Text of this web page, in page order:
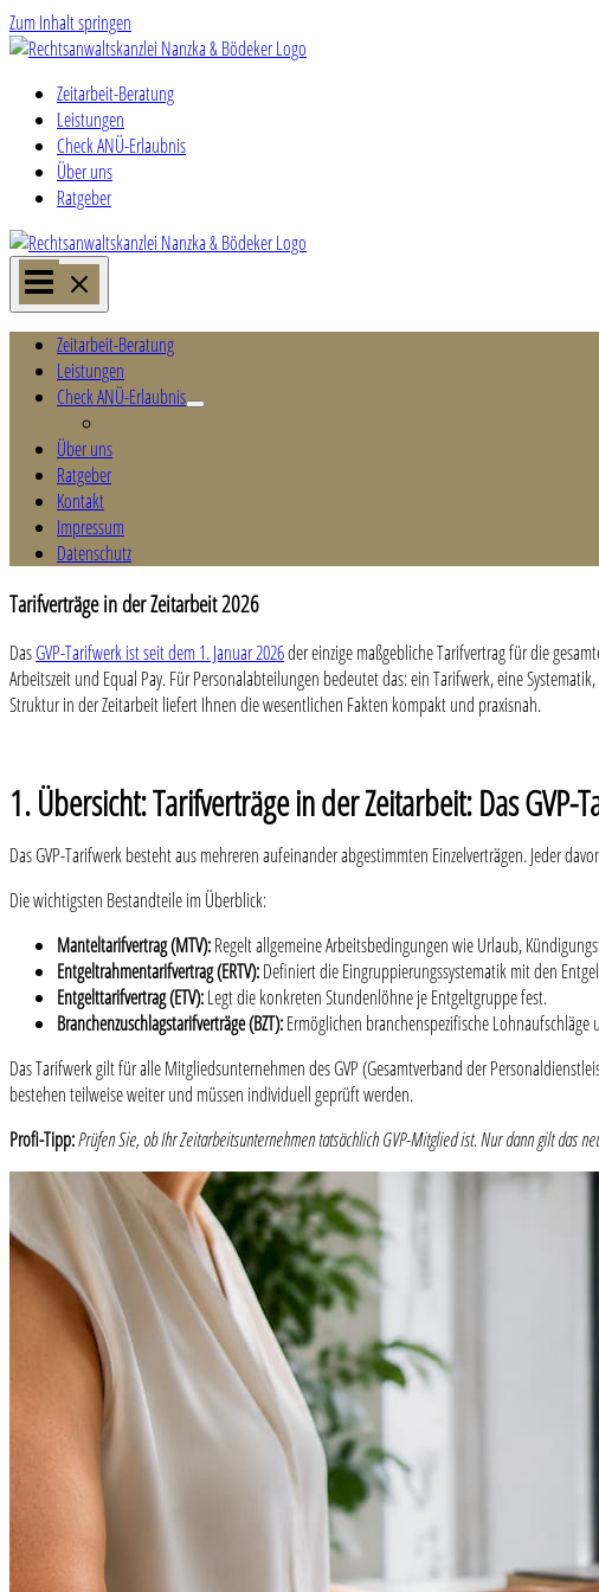
Zum Inhalt springen
Zeitarbeit-Beratung
Leistungen
Check ANÜ-Erlaubnis
Über uns
Ratgeber
Zeitarbeit-Beratung
Leistungen
Check ANÜ-Erlaubnis
Über uns
Ratgeber
Kontakt
Impressum
Datenschutz
Tarifverträge in der Zeitarbeit 2026
DasGVP-Tarifwerk ist seit dem 1. Januar 2026der einzige maßgebliche Tarifvertrag für die
Arbeitszeit und Equal Pay. Für Personalabteilungen bedeutet das: ein Tarifwerk, eine
Struktur in der Zeitarbeit liefert Ihnen die wesentlichen Fakten kompakt und praxisnah.
1. Übersicht: Tarifverträge in der Zeitarbeit: Das GVP-
Das GVP-Tarifwerk besteht aus mehreren aufeinander abgestimmten Einzelverträgen. Jeder
Die wichtigsten Bestandteile im Überblick:
Manteltarifvertrag (MTV):Regelt allgemeine Arbeitsbedingungen wie Urlaub,
Entgeltrahmentarifvertrag (ERTV):Definiert die Eingruppierungssystematik mit den
Entgelttarifvertrag (ETV):Legt die konkreten Stundenlöhne je Entgeltgruppe fest.
Branchenzuschlagstarifverträge (BZT):Ermöglichen branchenspezifische
Das Tarifwerk gilt für alle Mitgliedsunternehmen des GVP (Gesamtverband der
bestehen teilweise weiter und müssen individuell geprüft werden.
Profi-Tipp:Prüfen Sie, ob Ihr Zeitarbeitsunternehmen tatsächlich GVP-Mitglied ist. Nur dann gilt das